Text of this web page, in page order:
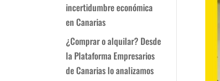
incertidumbre económica
en Canarias
¿Comprar o alquilar? Desde
la Plataforma Empresarios
de Canarias lo analizamos